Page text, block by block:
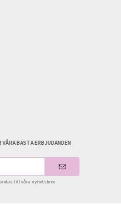
VÅRA BÄSTA ERBJUDANDEN
till våra nyhetsbrev.